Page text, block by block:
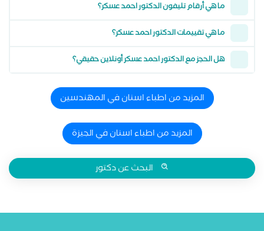
ما هي أرقام تليفون الدكتور احمد عسكر؟
ما هي تقييمات الدكتور احمد عسكر؟
هل الحجز مع الدكتور احمد عسكر أونلاين حقيقي؟
المزيد من اطباء اسنان في المهندسين
المزيد من اطباء اسنان في الجيزة
البحث عن دكتور